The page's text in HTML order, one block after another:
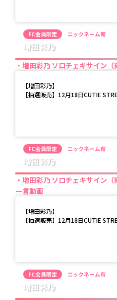
FC会員限定 ニックネーム有
増田彩乃
増田彩乃 ソロチェキサイン（
【増田彩乃】
【抽選販売】12月18日CUTIE
FC会員限定 ニックネーム有
増田彩乃
増田彩乃 ソロチェキサイン
一言動画
【増田彩乃】
【抽選販売】12月18日CUTIE
FC会員限定 ニックネーム有
増田彩乃